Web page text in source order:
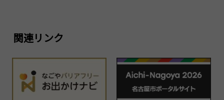
関連リンク